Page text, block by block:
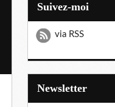
Suivez-moi
via RSS
Newsletter